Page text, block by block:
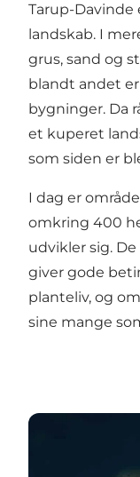
Tarup-
landskab. I
grus, sand og
blandt andet
bygninger. Da
et kuperet
som siden er
I dag er
omkring 400
udvikler sig.
giver gode
planteliv, og
sine mange